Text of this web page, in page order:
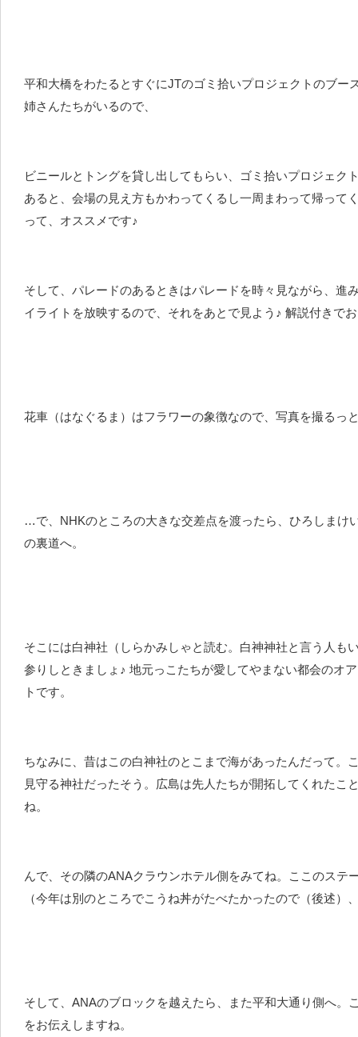
平和大橋をわたるとすぐにJTのゴミ拾いプロジェクトのブー
姉さんたちがいるので、
ビニールとトングを貸し出してもらい、ゴミ拾いプロジェク
あると、会場の見え方もかわってくるし一周まわって帰って
って、オススメです♪
そして、パレードのあるときはパレードを時々見ながら、進
イライトを放映するので、それをあとで見よう♪ 解説付きで
花車（はなぐるま）はフラワーの象徴なので、写真を撮るっ
…で、NHKのところの大きな交差点を渡ったら、ひろしまけ
の裏道へ。
そこには白神社（しらかみしゃと読む。白神神社と言う人も
参りしときましょ♪ 地元っこたちが愛してやまない都会のオ
トです。
ちなみに、昔はこの白神社のとこまで海があったんだって。
見守る神社だったそう。広島は先人たちが開拓してくれたこ
ね。
んで、その隣のANAクラウンホテル側をみてね。ここのステ
（今年は別のところでこうね丼がたべたかったので（後述）
そして、ANAのブロックを越えたら、また平和大通り側へ。
をお伝えしますね。